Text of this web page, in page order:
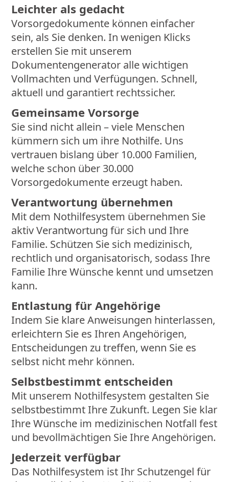
Leichter als gedacht
Vorsorgedokumente können einfacher
sein, als Sie denken. In wenigen Klicks
erstellen Sie mit unserem
Dokumentengenerator alle wichtigen
Vollmachten und Verfügungen. Schnell,
aktuell und garantiert rechtssicher.
Gemeinsame Vorsorge
Sie sind nicht allein – viele Menschen
kümmern sich um ihre Nothilfe. Uns
vertrauen bislang über 10.000 Familien,
welche schon über 30.000
Vorsorgedokumente erzeugt haben.
Verantwortung übernehmen
Mit dem Nothilfesystem übernehmen Sie
aktiv Verantwortung für sich und Ihre
Familie. Schützen Sie sich medizinisch,
rechtlich und organisatorisch, sodass Ihre
Familie Ihre Wünsche kennt und umsetzen
kann.
Entlastung für Angehörige
Indem Sie klare Anweisungen hinterlassen,
erleichtern Sie es Ihren Angehörigen,
Entscheidungen zu treffen, wenn Sie es
selbst nicht mehr können.
Selbstbestimmt entscheiden
Mit unserem Nothilfesystem gestalten Sie
selbstbestimmt Ihre Zukunft. Legen Sie klar
Ihre Wünsche im medizinischen Notfall fest
und bevollmächtigen Sie Ihre Angehörigen.
Jederzeit verfügbar
Das Nothilfesystem ist Ihr Schutzengel für